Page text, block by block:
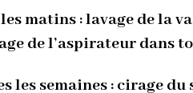
matins : lavage de la
de l’aspirateur dans
les semaines : cirage du